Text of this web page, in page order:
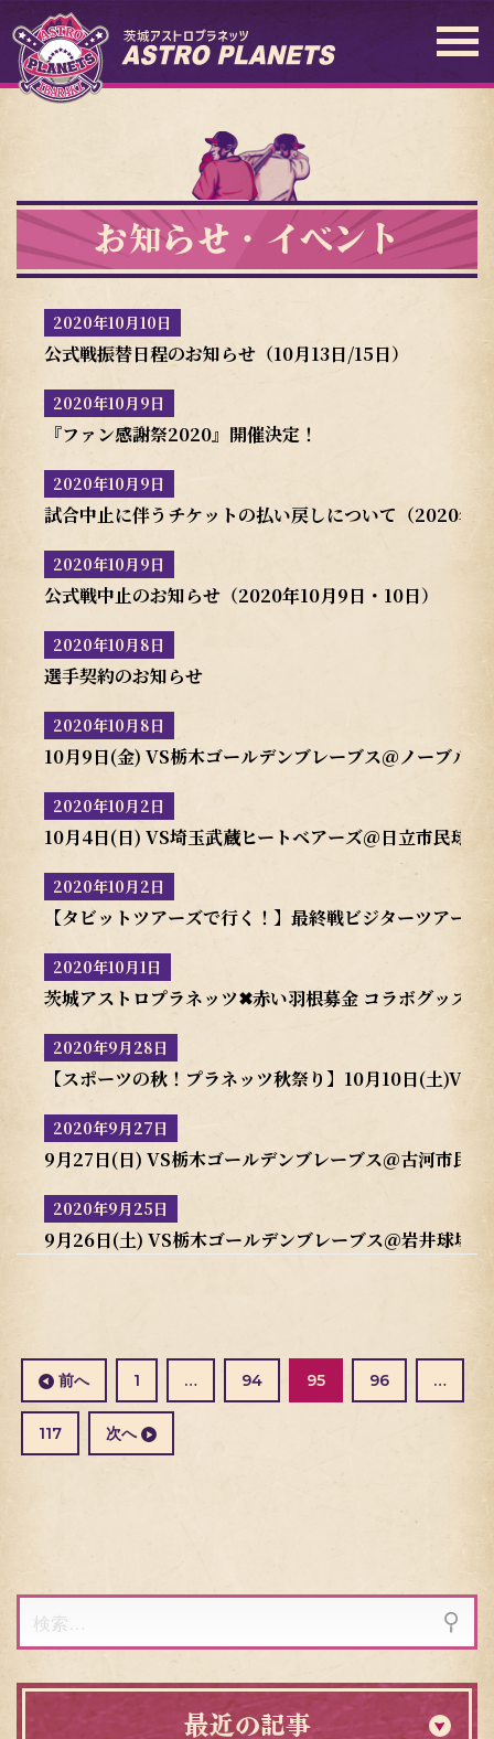
お知らせ・イベント
2020年10月10日
公式戦振替日程のお知らせ（10月13日/15日）
2020年10月9日
『ファン感謝祭2020』開催決定！
2020年10月9日
試合中止に伴うチケットの払い戻しについて（2020年
2020年10月9日
公式戦中止のお知らせ（2020年10月9日・10日）
2020年10月8日
選手契約のお知らせ
2020年10月8日
10月9日(金) VS栃木ゴールデンブレーブス＠ノーブル
2020年10月2日
10月4日(日) VS埼玉武蔵ヒートベアーズ＠日立市民球場
2020年10月2日
【タビットツアーズで行く！】最終戦ビジターツアー
2020年10月1日
茨城アストロプラネッツ✖赤い羽根募金 コラボグッズ販
2020年9月28日
【スポーツの秋！プラネッツ秋祭り】10月10日(土)VS
2020年9月27日
9月27日(日) VS栃木ゴールデンブレーブス＠古河市民球
2020年9月25日
9月26日(土) VS栃木ゴールデンブレーブス＠岩井球場
ペ
ー
前へ
固
定
ペ
ー
1 …
固
定
94 95
固
定
96 …
固
定
117 次へ
索:
最近の記事